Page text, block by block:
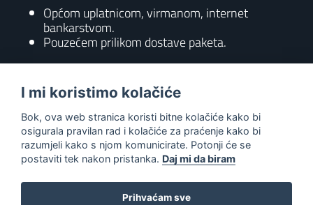
Općom uplatnicom, virmanom, internet
bankarstvom.
Pouzećem prilikom dostave paketa.
KONTAKT
info@gaming-shop-vranovic.hr
I mi koristimo kolačiće
Bok, ova web stranica koristi bitne kolačiće kako bi
osigurala pravilan rad i kolačiće za praćenje kako bi
razumjeli kako s njom komunicirate. Potonji će se
postaviti tek nakon pristanka. Daj mi da biram
Prihvaćam sve